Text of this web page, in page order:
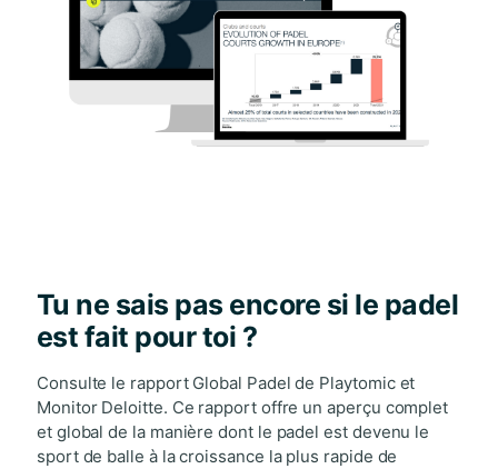
Tu ne sais pas encore si le padel
est fait pour toi ?
Consulte le rapport Global Padel de Playtomic et
Monitor Deloitte. Ce rapport offre un aperçu complet
et global de la manière dont le padel est devenu le
sport de balle à la croissance la plus rapide de